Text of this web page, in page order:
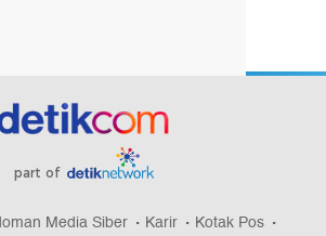
part of
Media Siber Karir
Kotak Pos